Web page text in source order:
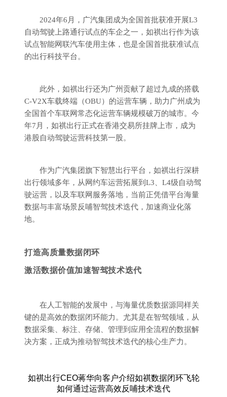
2024年6月，广汽集团成为全国首批获准开展L3
自动驾驶上路通行试点的车企之一，如祺出行作为该
试点智能网联汽车使用主体，也是全国首批获准试点
的出行科技平台。
此外，如祺出行还为广州贡献了超过九成的搭载
C-V2X车载终端（OBU）的运营车辆，助力广州成为
全国首个车联网常态化运营车辆规模破万的城市。今
年7月，如祺出行正式在香港交易所挂牌上市，成为
港股自动驾驶运营科技第一股。
作为广汽集团旗下智慧出行平台，如祺出行深耕
出行领域多年，从网约车运营拓展到L3、L4级自动驾
驶运营，以及车联网服务落地，当前正凭借平台海量
数据与丰富场景反哺智驾技术迭代，加速商业化落
地。
打造高质量数据闭环
激活数据价值加速智驾技术迭代
在人工智能的发展中，与海量优质数据源同样关
键的是高效的数据闭环能力。尤其是在智驾领域，从
数据采集、标注、存储、管理到应用全流程的数据解
决方案，正成为推动智驾技术迭代的核心生产力。
如祺出行CEO蒋华向客户介绍如祺数据闭环飞轮
如何通过运营高效反哺技术迭代